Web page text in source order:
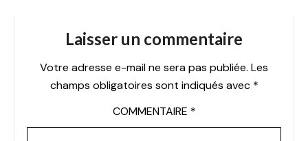
Laisser un commentaire
Votre adresse e-mail ne sera pas publiée. Les
champs obligatoires sont indiqués avec *
COMMENTAIRE *